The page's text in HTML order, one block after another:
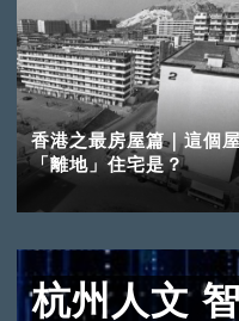
香港之最房屋篇｜這個
「離地」住宅是？
杭州人文